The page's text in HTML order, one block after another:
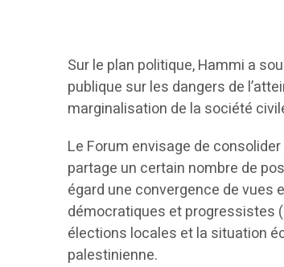
Sur le plan politique, Hammi a
publique sur les dangers de
marginalisation de la société
Le Forum envisage de
partage un certain nombre de
égard une convergence de vues
démocratiques et progressistes
élections locales et la situation
palestinienne.